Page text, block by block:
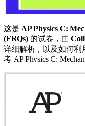
这是 AP Physics C:
(FRQs) 的试卷，由
详细解析，以及如何利
考 AP Physics C: